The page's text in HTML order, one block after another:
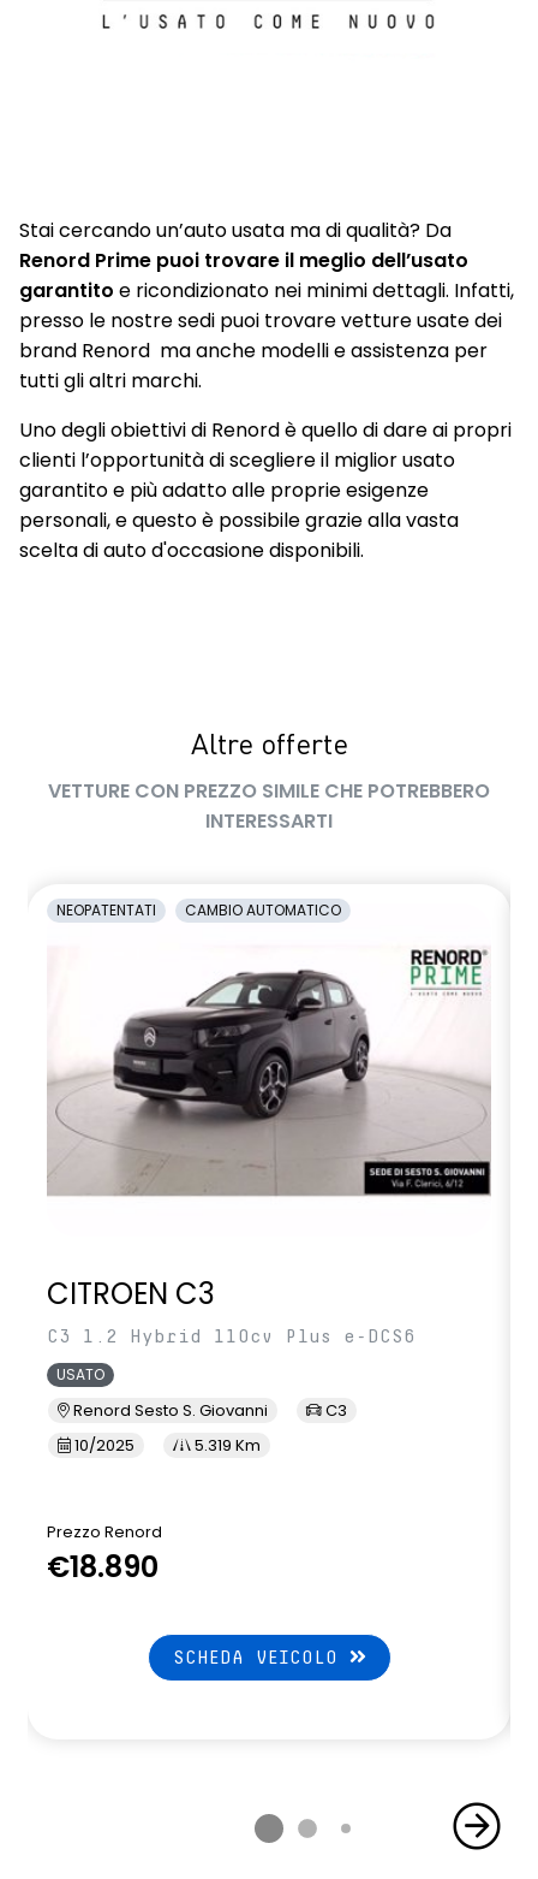
Tappetini in velluto
Traffic sign information
Tunnel Pad Cover La Prima
Uconnect Services
Vetri Privacy
Volante soft touch con comandi radio e palette cambio
Wireless Charging Pad
Stai cercando un’auto usata ma di qualità? Da
Renord Prime puoi trovare il meglio dell’usato
garantito e ricondizionato nei minimi dettagli. Infatti,
presso le nostre sedi puoi trovare vetture usate dei
brand Renord ma anche modelli e assistenza per
tutti gli altri marchi.
Uno degli obiettivi di Renord è quello di dare ai propri
clienti l’opportunità di scegliere il miglior usato
garantito e più adatto alle proprie esigenze
personali, e questo è possibile grazie alla vasta
scelta di auto d'occasione disponibili.
Altre offerte
VETTURE CON PREZZO SIMILE CHE POTREBBERO
INTERESSARTI
NEOPATENTATI CAMBIO AUTOMATICO
CITROEN C3
C3 1.2 Hybrid 110cv Plus e-DCS6
USATO
Renord Sesto S. Giovanni
C3
10/2025
5.319 Km
Prezzo Renord
€18.890
SCHEDA VEICOLO